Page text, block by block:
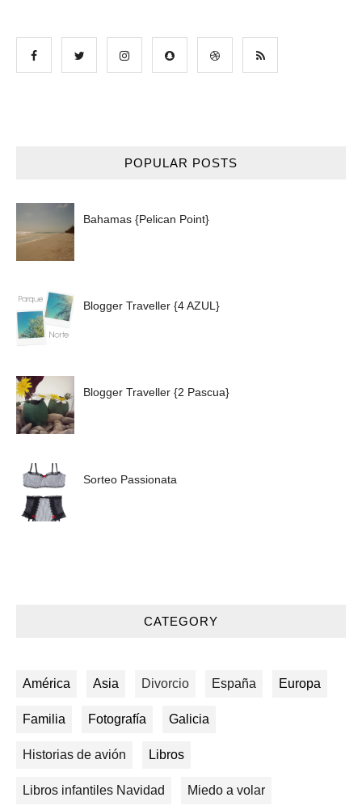
POPULAR POSTS
Bahamas {Pelican Point}
Blogger Traveller {4 AZUL}
Blogger Traveller {2 Pascua}
Sorteo Passionata
CATEGORY
América Asia Divorcio España Europa
Familia Fotografía Galicia
Historias de avión Libros
Libros infantiles Navidad Miedo a volar